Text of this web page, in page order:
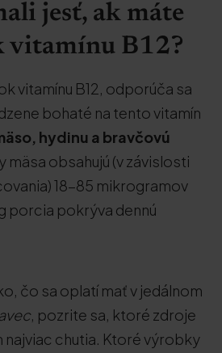
jesť, ak máte
vitamínu B12?
vitamínu B12, odporúča sa
bohaté na tento vitamín
hydinu a bravčovú
mäsa obsahujú (v závislosti
18-85 mikrogramov
porcia pokrýva dennú
čo sa oplatí mať v jedálnom
, pozrite sa, ktoré zdroje
najviac chutia. Ktoré výrobky